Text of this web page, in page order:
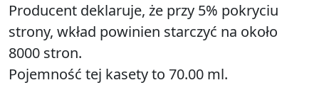
Producent deklaruje, że przy 5% pokryciu
strony, wkład powinien starczyć na około
8000 stron.
Pojemność tej kasety to 70.00 ml.